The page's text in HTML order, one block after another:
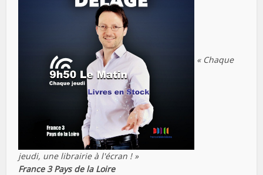
« Chaque
jeudi, une librairie à l'écran ! »
France 3 Pays de la Loire